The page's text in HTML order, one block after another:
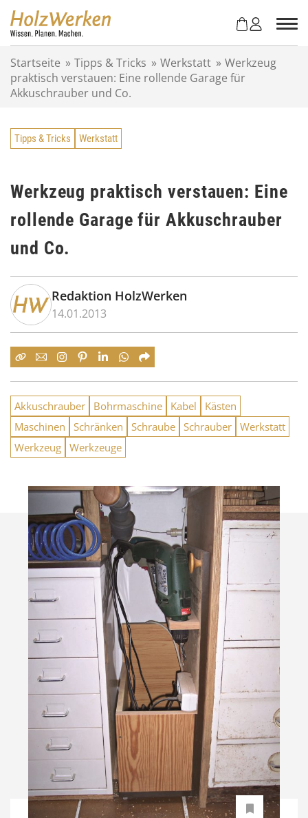
Startseite » Tipps & Tricks » Werkstatt » Werkzeug
praktisch verstauen: Eine rollende Garage für
Akkuschrauber und Co.
Tipps & Tricks Werkstatt
Werkzeug praktisch verstauen: Eine
rollende Garage für Akkuschrauber
und Co.
Redaktion HolzWerken
14.01.2013
Akkuschrauber Bohrmaschine Kabel
Kästen
Maschinen
Schränken Schraube Schrauber Werkstatt
Werkzeug Werkzeuge